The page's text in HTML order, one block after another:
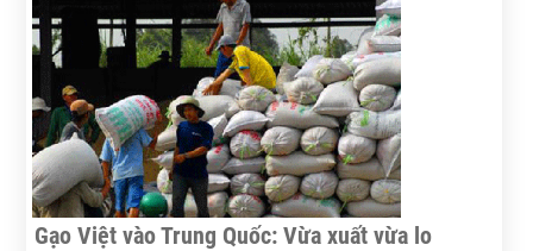
động. Giá tiêu tại thị trường trong nước cũng bị ảnh
hưởng.
Gạo Việt vào Trung Quốc: Vừa xuất vừa lo